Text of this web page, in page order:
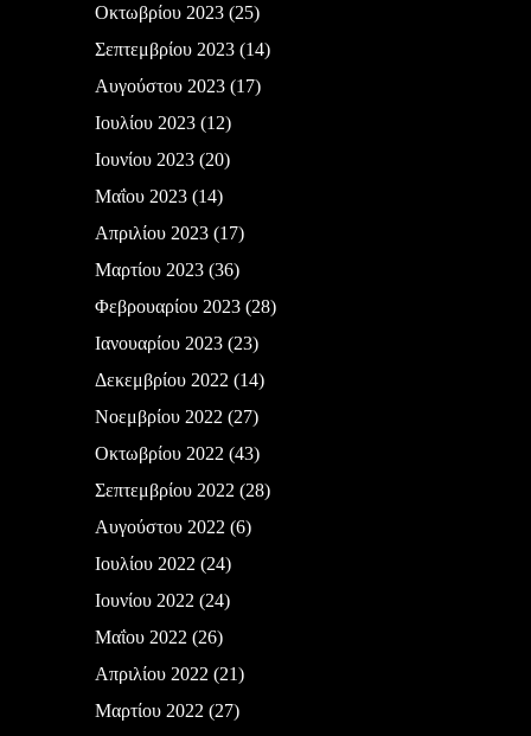
Οκτωβρίου 2023(25)
Σεπτεμβρίου 2023(14)
Αυγούστου 2023(17)
Ιουλίου 2023(12)
Ιουνίου 2023(20)
Μαΐου 2023(14)
Απριλίου 2023(17)
Μαρτίου 2023(36)
Φεβρουαρίου 2023(28)
Ιανουαρίου 2023(23)
Δεκεμβρίου 2022 (14)
Νοεμβρίου 2022 (27)
Οκτωβρίου 2022 (43)
Σεπτεμβρίου 2022 (28)
Αυγούστου 2022 (6)
Ιουλίου 2022 (24)
Ιουνίου 2022 (24)
Μαΐου 2022 (26)
Απριλίου 2022 (21)
Μαρτίου 2022 (27)